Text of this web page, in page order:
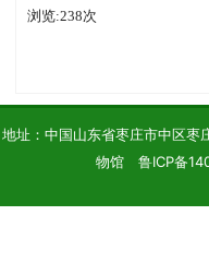
浏览:238次
址：中国山东省枣庄市中区
物馆 鲁ICP备